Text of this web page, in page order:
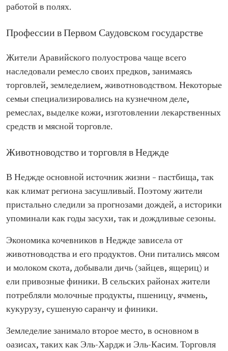
работой в полях.
Профессии в Первом Саудовском государстве
Жители Аравийского полуострова чаще всего
наследовали ремесло своих предков, занимаясь
торговлей, земледелием, животноводством. Некоторые
семьи специализировались на кузнечном деле,
ремеслах, выделке кожи, изготовлении лекарственных
средств и мясной торговле.
Животноводство и торговля в Неджде
В Неджде основной источник жизни – пастбища, так
как климат региона засушливый. Поэтому жители
пристально следили за прогнозами дождей, а историки
упоминали как годы засухи, так и дождливые сезоны.
Экономика кочевников в Неджде зависела от
животноводства и его продуктов. Они питались мясом
и молоком скота, добывали дичь (зайцев, ящериц) и
ели привозные финики. В сельских районах жители
потребляли молочные продукты, пшеницу, ячмень,
кукурузу, сушеную саранчу и финики.
Земледелие занимало второе место, в основном в
оазисах, таких как Эль-Хардж и Эль-Касим. Торговля